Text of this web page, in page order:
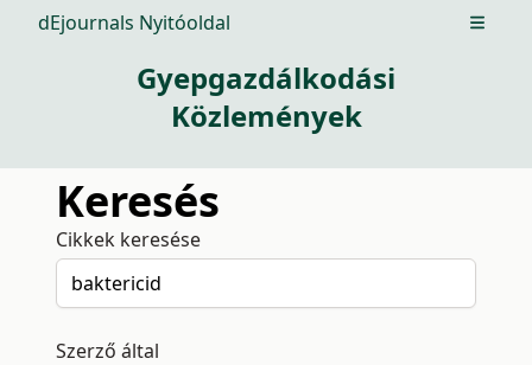
dEjournals Nyitóoldal Open
Gyepgazdálkodási
Közlemények
Keresés
Cikkek keresése
Szerző által